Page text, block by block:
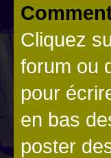
Cliquez
forum ou
pour
en bas
poster